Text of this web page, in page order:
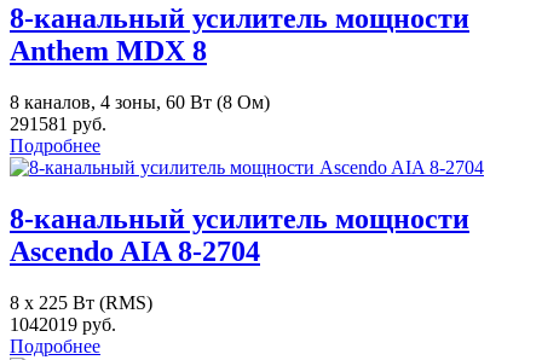
8-канальный усилитель мощности
Anthem MDX 8
8 каналов, 4 зоны, 60 Вт (8 Ом)
291581 руб.
Подробнее
8-канальный усилитель мощности
Ascendo AIA 8-2704
8 x 225 Вт (RMS)
1042019 руб.
Подробнее